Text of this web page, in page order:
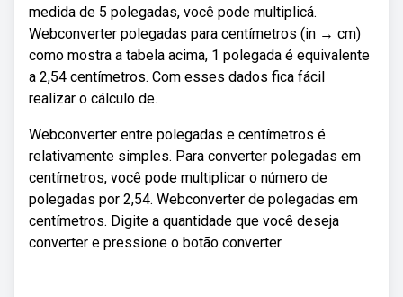
medida de 5 polegadas, você pode multiplicá.
Webconverter polegadas para centímetros (in → cm)
como mostra a tabela acima, 1 polegada é equivalente
a 2,54 centímetros. Com esses dados fica fácil
realizar o cálculo de.
Webconverter entre polegadas e centímetros é
relativamente simples. Para converter polegadas em
centímetros, você pode multiplicar o número de
polegadas por 2,54. Webconverter de polegadas em
centímetros. Digite a quantidade que você deseja
converter e pressione o botão converter.